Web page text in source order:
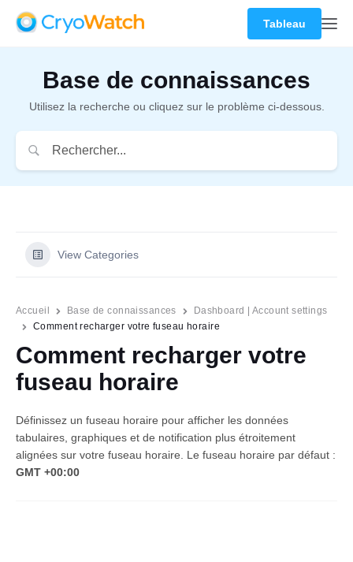
Tableau
Base de connaissances
Utilisez la recherche ou cliquez sur le problème ci-dessous.
View Categories
Accueil Base de connaissances
Dashboard | Account settings
Comment recharger votre fuseau horaire
Comment recharger votre
fuseau horaire
Définissez un fuseau horaire pour afficher les données
tabulaires, graphiques et de notification plus étroitement
alignées sur votre fuseau horaire. Le fuseau horaire par défaut :
GMT +00:00